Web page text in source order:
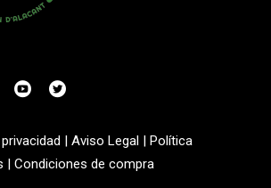
| Aviso Legal | Política
| Condiciones de compra